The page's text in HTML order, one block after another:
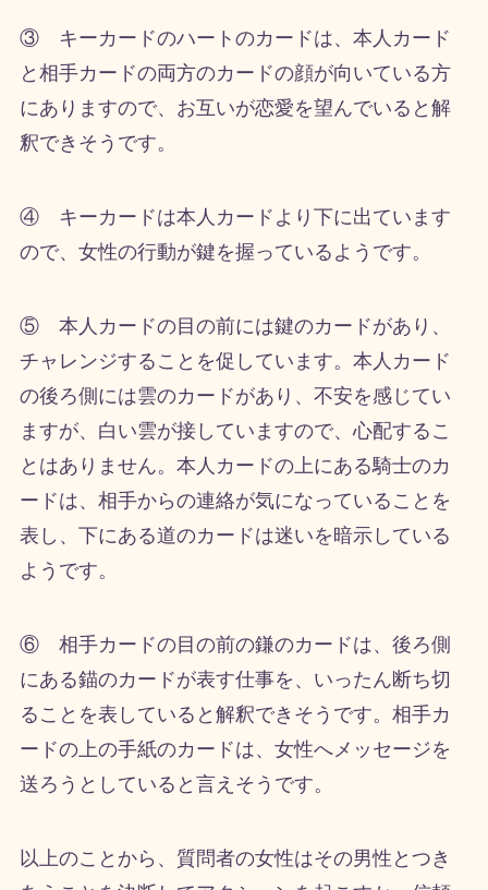
③ キーカードのハートのカードは、本人カード
と相手カードの両方のカードの顔が向いている方
にありますので、お互いが恋愛を望んでいると解
釈できそうです。
④ キーカードは本人カードより下に出ています
ので、女性の行動が鍵を握っているようです。
⑤ 本人カードの目の前には鍵のカードがあり、
チャレンジすることを促しています。本人カード
の後ろ側には雲のカードがあり、不安を感じてい
ますが、白い雲が接していますので、心配するこ
とはありません。本人カードの上にある騎士のカ
ードは、相手からの連絡が気になっていることを
表し、下にある道のカードは迷いを暗示している
ようです。
⑥ 相手カードの目の前の鎌のカードは、後ろ側
にある錨のカードが表す仕事を、いったん断ち切
ることを表していると解釈できそうです。相手カ
ードの上の手紙のカードは、女性へメッセージを
送ろうとしていると言えそうです。
以上のことから、質問者の女性はその男性とつき